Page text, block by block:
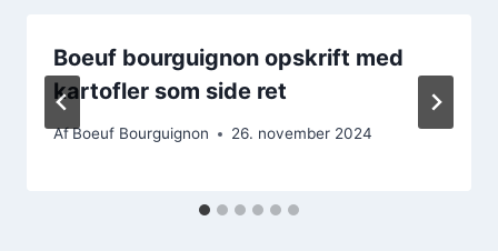
Boeuf bourguignon opskrift med
kartofler som side ret
AfBoeuf Bourguignon 26. november 2024